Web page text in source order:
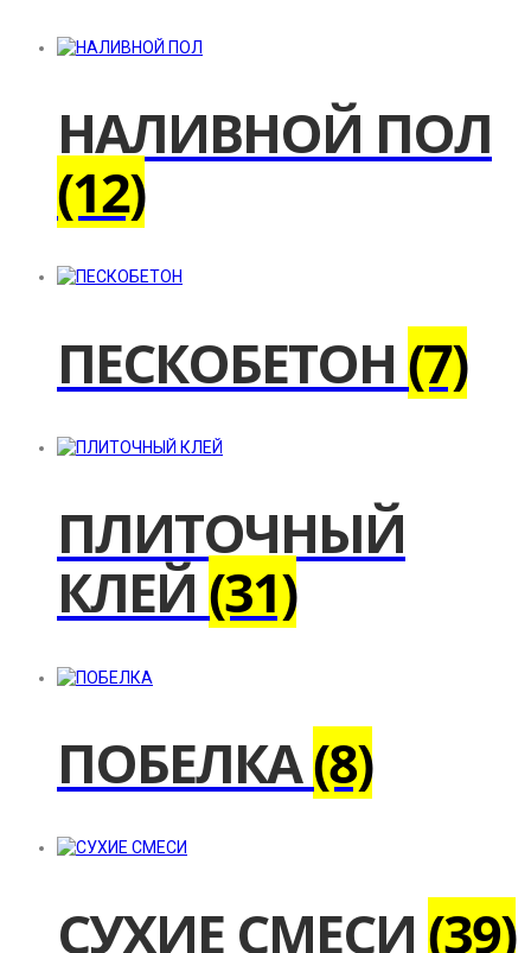
НАЛИВНОЙ ПОЛ
(12)
ПЕСКОБЕТОН (7)
ПЛИТОЧНЫЙ
КЛЕЙ (31)
ПОБЕЛКА(8)
СУХИЕ СМЕСИ (39)